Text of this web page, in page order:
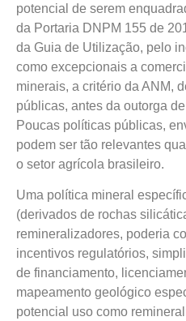
potencial de serem
da Portaria DNPM 155 de
da Guia de Utilização, pelo
como excepcionais a
minerais, a critério da ANM,
públicas, antes da outorga
Poucas políticas públicas,
podem ser tão relevantes
o setor agrícola brasileiro.
Uma política mineral
(derivados de rochas
remineralizadores, poderia
incentivos regulatórios,
de financiamento,
mapeamento geológico
potencial uso como